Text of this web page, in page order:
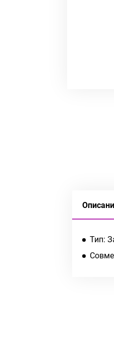
Тип: